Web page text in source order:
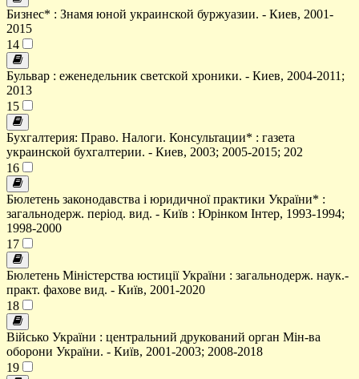
Бизнес* : Знамя юной украинской буржуазии. - Киев, 2001-
2015
14
Бульвар : еженедельник светской хроники. - Киев, 2004-2011;
2013
15
Бухгалтерия: Право. Налоги. Консультации* : газета
украинской бухгалтерии. - Киев, 2003; 2005-2015; 202
16
Бюлетень законодавства і юридичної практики України* :
загальнодерж. період. вид. - Київ : Юрінком Інтер, 1993-1994;
1998-2000
17
Бюлетень Міністерства юстиції України : загальнодерж. наук.-
практ. фахове вид. - Київ, 2001-2020
18
Військо України : центральний друкований орган Мін-ва
оборони України. - Київ, 2001-2003; 2008-2018
19